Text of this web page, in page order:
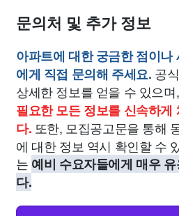
문의처 및 추가 정보
아파트에 대한 궁금한 점이나
에게 직접 문의해 주세요. 공
상세한 정보를 얻을 수 있으며
필요한 모든 정보를 신속하게
다. 또한, 모집공고문을 통해
에 대한 정보 역시 확인할 수
는 예비 수요자들에게 매우
다.